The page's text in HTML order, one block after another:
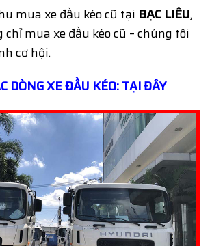
mua xe đầu kéo cũ tại BẠC LIÊU,
mua xe đầu kéo cũ – chúng tôi
cơ hội.
DÒNG XE ĐẦU KÉO: TẠI ĐÂY